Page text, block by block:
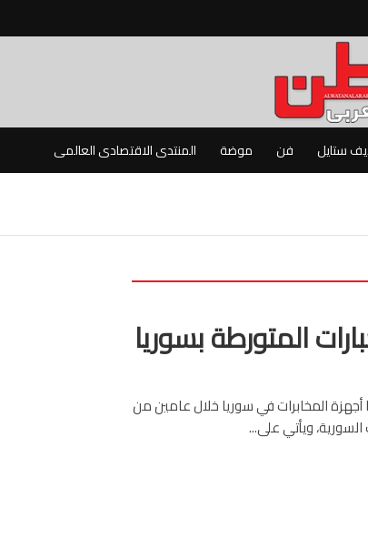
ستايل فن موضة المنتدى الاقتصادى العالمى
المتورطة بسوريا
أجهزة المخابرات في سوريا خلال عامين من
ويأتي على...